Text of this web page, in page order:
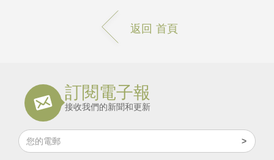
返回 首頁
訂閱電子報
接收我們的新聞和更新